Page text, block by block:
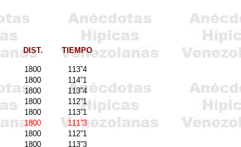
DIST. TIEMPO
1800
113”4
1800
114”1
1800
113”4
1800
112”1
1800
113”1
1800
111”3
1800
112”1
1800
113”3